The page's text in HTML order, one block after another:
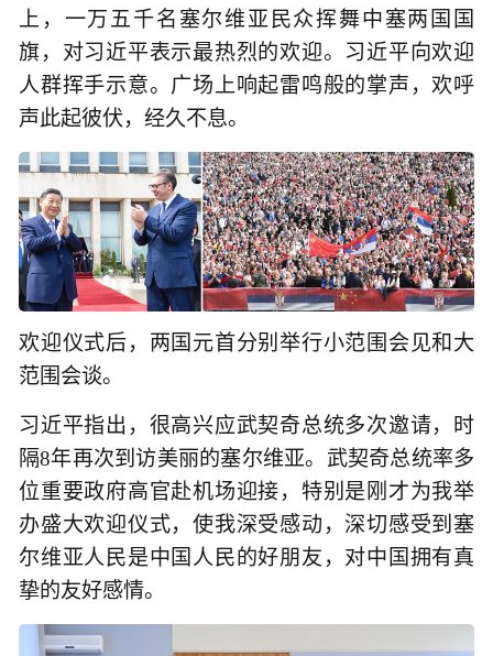
上，一万五千名塞尔维亚民众挥舞中塞两国国
旗，对习近平表示最热烈的欢迎。习近平向欢迎
人群挥手示意。广场上响起雷鸣般的掌声，欢呼
声此起彼伏，经久不息。
欢迎仪式后，两国元首分别举行小范围会见和大
范围会谈。
习近平指出，很高兴应武契奇总统多次邀请，时
隔8年再次到访美丽的塞尔维亚。武契奇总统率多
位重要政府高官赴机场迎接，特别是刚才为我举
办盛大欢迎仪式，使我深受感动，深切感受到塞
尔维亚人民是中国人民的好朋友，对中国拥有真
挚的友好感情。